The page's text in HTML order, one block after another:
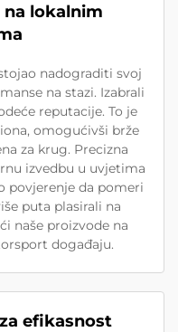
lokalnim
nadograditi svoj
na stazi. Izabrali
reputacije. To je
omogućivši brže
za krug. Precizna
izvedbu u uvjetima
povjerenje da pomeri
puta plasirali na
naše proizvode na
događaju.
efikasnost